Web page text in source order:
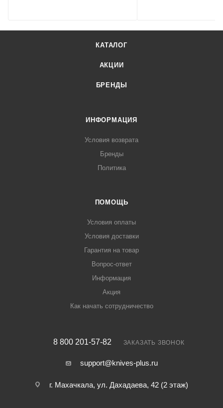
КАТАЛОГ
АКЦИИ
БРЕНДЫ
ИНФОРМАЦИЯ
Условия возврата
Бренды
Политика
ПОМОЩЬ
Условия оплаты
Условия доставки
Гарантия на товар
Вопрос-ответ
Информация
Акция
Как начать сотрудничество
8 800 201-57-82 ЗАКАЗАТЬ ЗВОНОК
support@knives-plus.ru
г. Махачкала, ул. Дахадаева, 42 (2 этаж)